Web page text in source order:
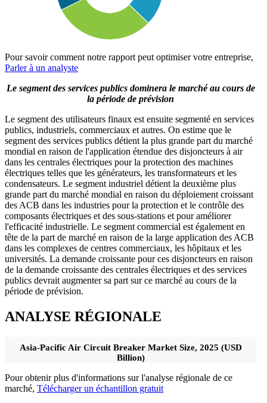
Pour savoir comment notre rapport peut optimiser votre entreprise,
Parler à un analyste
Le segment des services publics dominera le marché au cours de
la période de prévision
Le segment des utilisateurs finaux est ensuite segmenté en services
publics, industriels, commerciaux et autres. On estime que le
segment des services publics détient la plus grande part du marché
mondial en raison de l'application étendue des disjoncteurs à air
dans les centrales électriques pour la protection des machines
électriques telles que les générateurs, les transformateurs et les
condensateurs. Le segment industriel détient la deuxième plus
grande part du marché mondial en raison du déploiement croissant
des ACB dans les industries pour la protection et le contrôle des
composants électriques et des sous-stations et pour améliorer
l'efficacité industrielle. Le segment commercial est également en
tête de la part de marché en raison de la large application des ACB
dans les complexes de centres commerciaux, les hôpitaux et les
universités. La demande croissante pour ces disjoncteurs en raison
de la demande croissante des centrales électriques et des services
publics devrait augmenter sa part sur ce marché au cours de la
période de prévision.
ANALYSE RÉGIONALE
Asia-Pacific Air Circuit Breaker Market Size, 2025 (USD
Billion)
Pour obtenir plus d'informations sur l'analyse régionale de ce
marché, Télécharger un échantillon gratuit